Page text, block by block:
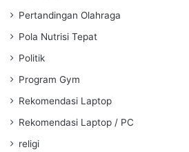
Pertandingan Olahraga
Pola Nutrisi Tepat
Politik
Program Gym
Rekomendasi Laptop
Rekomendasi Laptop / PC
religi